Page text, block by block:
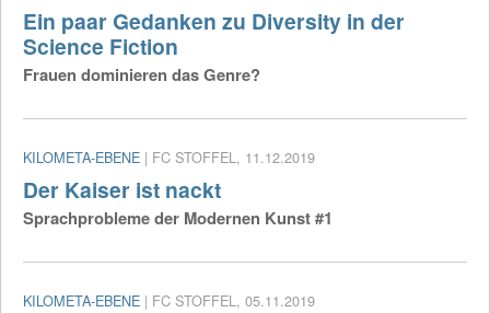
Ein paar Gedanken zu Diversity in der
Science Fiction
Frauen dominieren das Genre?
KILOMETA-EBENE | FC STOFFEL, 11.12.2019
Der Kaiser ist nackt
Sprachprobleme der Modernen Kunst #1
KILOMETA-EBENE | FC STOFFEL, 05.11.2019